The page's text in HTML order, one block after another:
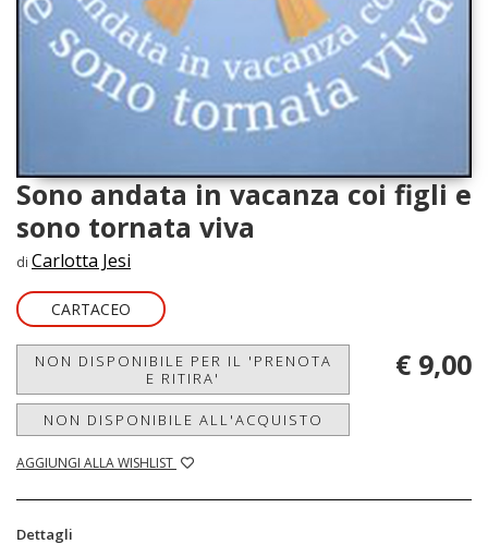
Sono andata in vacanza coi figli e
sono tornata viva
di Carlotta Jesi
CARTACEO
NON DISPONIBILE PER IL 'PRENOTA
E RITIRA'
NON DISPONIBILE ALL'ACQUISTO
AGGIUNGI ALLA WISHLIST
€ 9,00
Dettagli